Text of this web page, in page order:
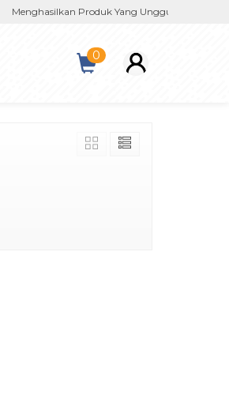
Menghasilkan Produk Yang Unggul Dalam Negeri
0